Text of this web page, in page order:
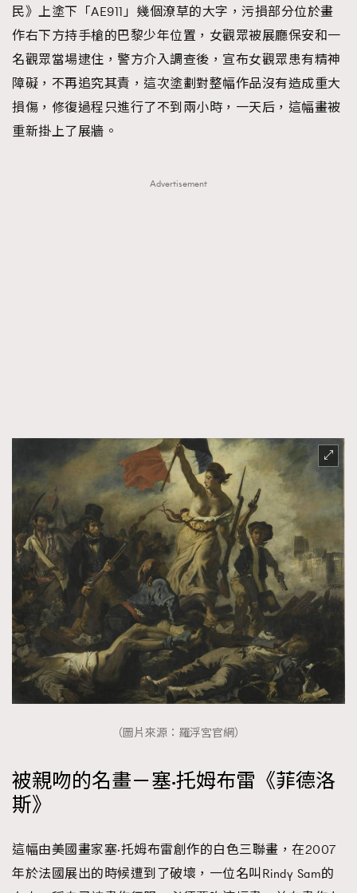
民》上塗下「AE911」幾個潦草的大字，污損部分位於畫
作右下方持手槍的巴黎少年位置，女觀眾被展廳保安和一
名觀眾當場逮住，警方介入調查後，宣布女觀眾患有精神
障礙，不再追究其責，這次塗劃對整幅作品沒有造成重大
損傷，修復過程只進行了不到兩小時，一天后，這幅畫被
重新掛上了展牆。
Advertisement
（圖片來源：羅浮宮官網）
被親吻的名畫－塞·托姆布雷《菲德洛
斯》
這幅由美國畫家塞·托姆布雷創作的白色三聯畫，在2007
年於法國展出的時候遭到了破壞，一位名叫Rindy Sam的